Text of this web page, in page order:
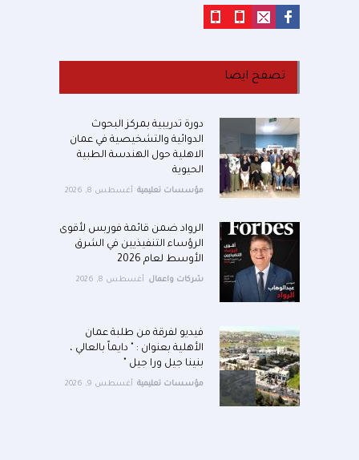
تصفح ايضا
دورة تدريبية بمركز البحوث
الدوائية والتشخيصية في عمان
الاهلية حول الهندسة الطبية
الحيوية
مؤسسات تعليمية أغسطس 8, 2026
الرواد ضمن قائمة فوربس لأقوى
الرؤساء التنفيذيين في الشرق
الأوسط لعام 2026
شركات واعمال أغسطس 8, 2026
فيديو لفرقة من طلبة عمان
الأهلية بعنوان : " دايماً بالعالي ،
بنينا جيل ورا جيل "
مؤسسات تعليمية أغسطس 9, 2026